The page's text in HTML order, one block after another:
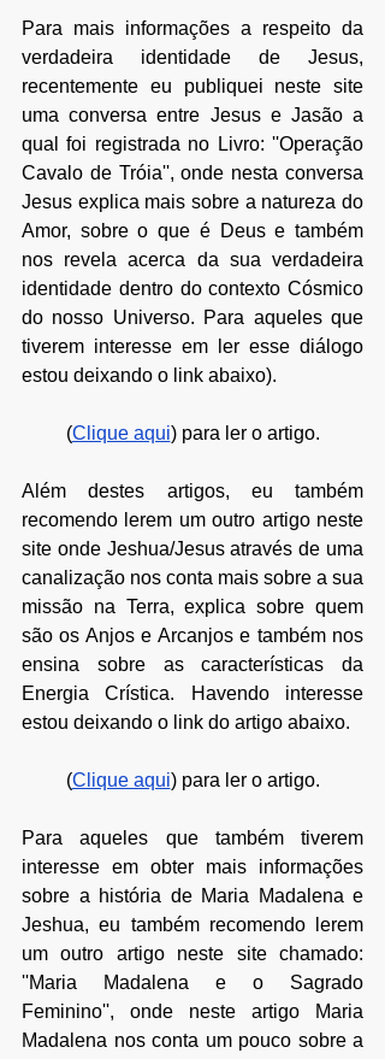
Para mais informações a respeito da
verdadeira identidade de Jesus,
recentemente eu publiquei neste site
uma conversa entre Jesus e Jasão a
qual foi registrada no Livro: ''Operação
Cavalo de Tróia'', onde nesta conversa
Jesus explica mais sobre a natureza do
Amor, sobre o que é Deus e também
nos revela acerca da sua verdadeira
identidade dentro do contexto Cósmico
do nosso Universo. Para aqueles que
tiverem interesse em ler esse diálogo
estou deixando o link abaixo).
(Clique aqui) para ler o artigo.
Além destes artigos, eu também
recomendo lerem um outro artigo neste
site onde Jeshua/Jesus através de uma
canalização nos conta mais sobre a sua
missão na Terra, explica sobre quem
são os Anjos e Arcanjos e também nos
ensina sobre as características da
Energia Crística. Havendo interesse
estou deixando o link do artigo abaixo.
(Clique aqui) para ler o artigo.
Para aqueles que também tiverem
interesse em obter mais informações
sobre a história de Maria Madalena e
Jeshua, eu também recomendo lerem
um outro artigo neste site chamado:
''Maria Madalena e o Sagrado
Feminino'', onde neste artigo Maria
Madalena nos conta um pouco sobre a